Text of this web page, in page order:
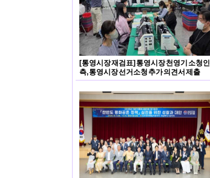
[통영시장 재검표] 통영시장 천영기 소청인
측, 통영시장 선거소청 추가 의견서 제출